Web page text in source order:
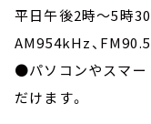
平日午後2時～
AM954kHz、
●パソコンやスマ
だけます。